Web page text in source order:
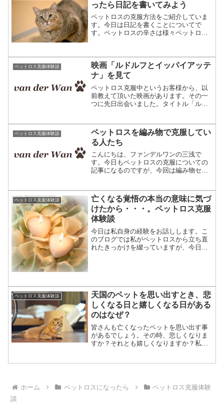
ったら日記を書いてみよう
ペットロスの克服方法をご紹介していま
す。今日は日記を書くことについてで
す。ペットロスの辛さは様々ペットロス
のおかげで、自分の状況を客観視できる
ようになります。ちょうど、...
ペットロス克服体験談
映画「ルドルフとイッパイアッテ
ナ」を見て
ペットロス克服中というお客様から、以
前教えて頂いた映画があります。その一
つに先日出会いました。タイトル「ルド
さんある】みたいな意味のある言葉なん
だろうと思っていましたが...
ペットロス克服体験談
ペットロスを編み物で克服してい
る人たち
こんにちは、ファンデルワンの三浅で
す。今日もペットロスの克服についての
記事になるのですが、今回は編み物セラ
るのは難しいですので、気持ちを落ち着
かせる方法と言った方が正し...
ペットロス克服体験談
亡くなる覚悟の本当の意味に気づ
けたから・・・。ペットロス克服
体験談
今日は私自身の経験をお話しします。こ
のブログでは私がペットロスから立ち直
れたきっかけを綴っていますが、今日は
ペットロス克服体験談
天国のペットを思い出すとき、悲
しくなる日と嬉しくなる日がある
のはなぜ？
皆さんも亡くなったペットを思い出す事
があるでしょう。その時、悲しくなりま
すか？それとも嬉しくなりますか？私は
ホーム
ペットロスになったら
ペットロス克服体験
談